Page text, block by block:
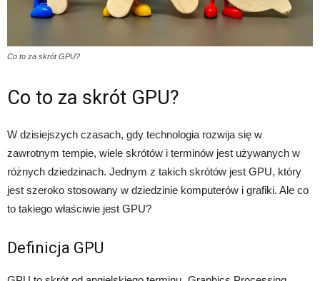
Co to za skrót GPU?
Co to za skrót GPU?
W dzisiejszych czasach, gdy technologia rozwija się w
zawrotnym tempie, wiele skrótów i terminów jest używanych w
różnych dziedzinach. Jednym z takich skrótów jest GPU, który
jest szeroko stosowany w dziedzinie komputerów i grafiki. Ale co
to takiego właściwie jest GPU?
Definicja GPU